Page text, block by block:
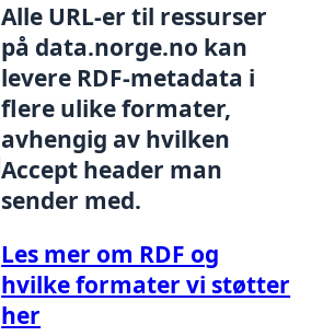
Alle URL-er til ressurser
på data.norge.no kan
levere RDF-metadata i
flere ulike formater,
avhengig av hvilken
Accept header man
sender med.
Les mer om RDF og
hvilke formater vi støtter
her